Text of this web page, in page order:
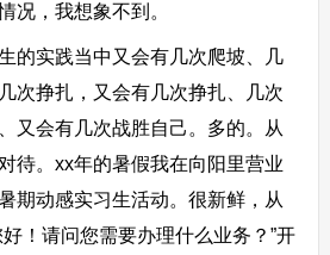
况，我想象不到。
实践当中又会有几次爬坡、几
次挣扎，又会有几次挣扎、几次
又会有几次战胜自己。多的。从
待。xx年的暑假我在向阳里营业
期动感实习生活动。很新鲜，从
！请问您需要办理什么业务？”开